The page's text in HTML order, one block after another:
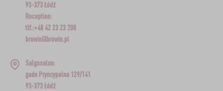
93-373 Łódź
Reception:
tlf.:+48 42 23 23 200
browin@browin.pl
Salgssalon:
gade Pryncypalna 129/141
93-373 Łódź